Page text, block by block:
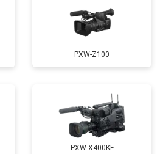
PXW-Z100
PXW-X400KF